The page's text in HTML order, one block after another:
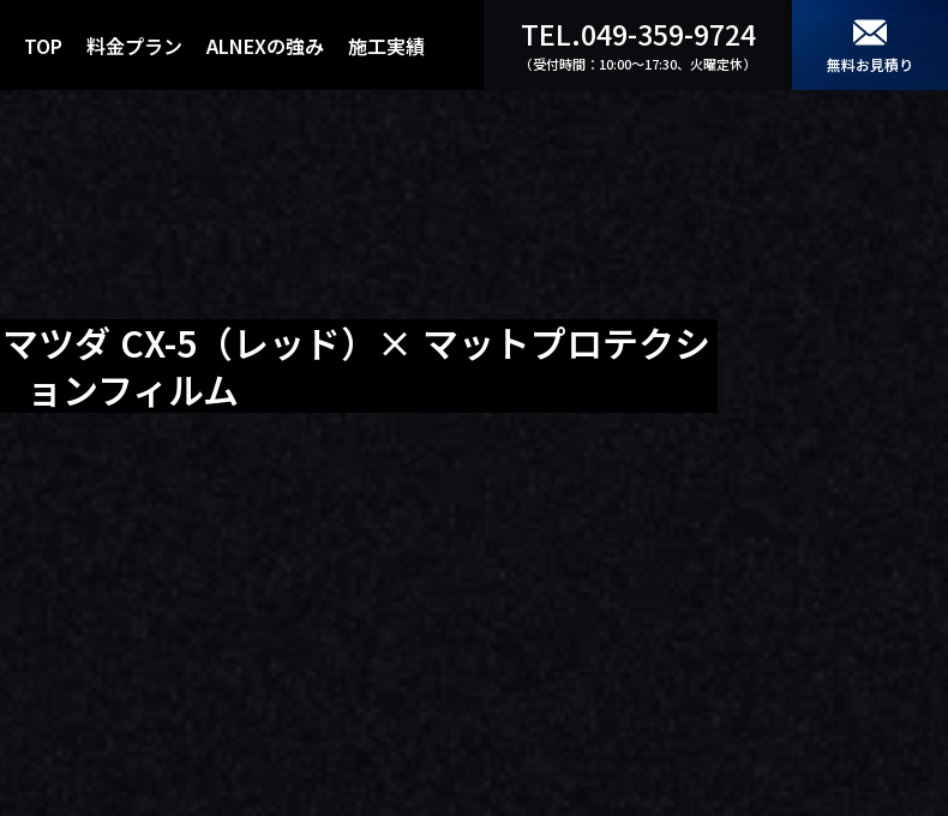
TOP 料金プラン ALNEXの強み 施工実績 TEL.049-359-9724
（受付時間：10:00〜17:30、火曜定休） 無料お見積り
ツダ CX-5（レッド）× マットプロテクシ
ョンフィルム